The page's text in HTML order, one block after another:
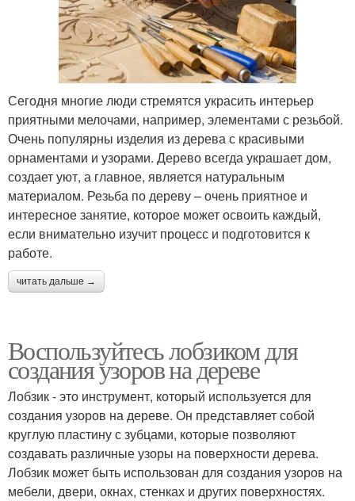
Сегодня многие люди стремятся украсить интерьер
приятными мелочами, например, элементами с резьбой.
Очень популярны изделия из дерева с красивыми
орнаментами и узорами. Дерево всегда украшает дом,
создает уют, а главное, является натуральным
материалом. Резьба по дереву – очень приятное и
интересное занятие, которое может освоить каждый,
если внимательно изучит процесс и подготовится к
работе.
читать дальше →
Воспользуйтесь лобзиком для
создания узоров на дереве
Лобзик - это инструмент, который используется для
создания узоров на дереве. Он представляет собой
круглую пластину с зубцами, которые позволяют
создавать различные узоры на поверхности дерева.
Лобзик может быть использован для создания узоров на
мебели, двери, окнах, стенках и других поверхностях.